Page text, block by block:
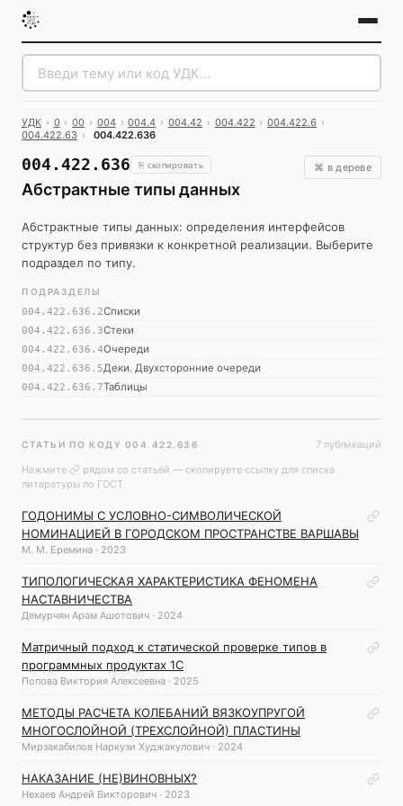
УДК › 0 › 00 › 004 › 004.4 › 004.42 › 004.422 › 004.422.6 ›
004.422.63 › 004.422.636
004.422.636 ⎘ скопировать
Абстрактные типы данных
⌘ в дереве
Абстрактные типы данных: определения интерфейсов
структур без привязки к конкретной реализации. Выберите
подраздел по типу.
ПОДРАЗДЕЛЫ
004.422.636.2Списки
004.422.636.3Стеки
004.422.636.4Очереди
004.422.636.5Деки. Двухсторонние очереди
004.422.636.7Таблицы
СТАТЬИ ПО КОДУ 004.422.636
7 публикаций
Нажмите
рядом со статьёй — скопируете ссылку для списка
литературы по ГОСТ.
ГОДОНИМЫ С УСЛОВНО-СИМВОЛИЧЕСКОЙ
НОМИНАЦИЕЙ В ГОРОДСКОМ ПРОСТРАНСТВЕ ВАРШАВЫ
М. М. Еремина · 2023
ТИПОЛОГИЧЕСКАЯ ХАРАКТЕРИСТИКА ФЕНОМЕНА
НАСТАВНИЧЕСТВА
Демурчян Арам Ашотович · 2024
Матричный подход к статической проверке типов в
программных продуктах 1С
Попова Виктория Алексеевна · 2025
МЕТОДЫ РАСЧЕТА КОЛЕБАНИЙ ВЯЗКОУПРУГОЙ
МНОГОСЛОЙНОЙ (ТРЕХСЛОЙНОЙ) ПЛАСТИНЫ
Мирзакабилов Наркузи Худжакулович · 2024
НАКАЗАНИЕ (НЕ)ВИНОВНЫХ?
Нехаев Андрей Викторович · 2023